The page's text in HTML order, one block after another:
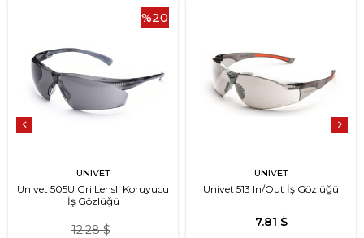
UNIVET
Univet 505U Gri Lensli Koruyucu
İş Gözlüğü
12.28 $
%20
UNIVET
Univet 513 In/Out İş Gözlüğü
7.81 $